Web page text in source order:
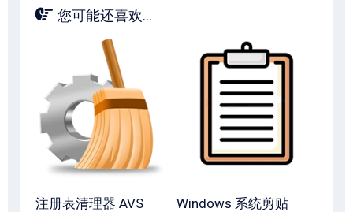
您可能还喜欢...
注册表清理器 AVS
Windows 系统剪贴